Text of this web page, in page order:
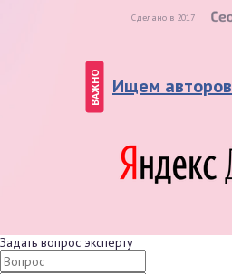
Сделано в 2017
ВАЖНО Ищем авторов
Задать вопрос эксперту